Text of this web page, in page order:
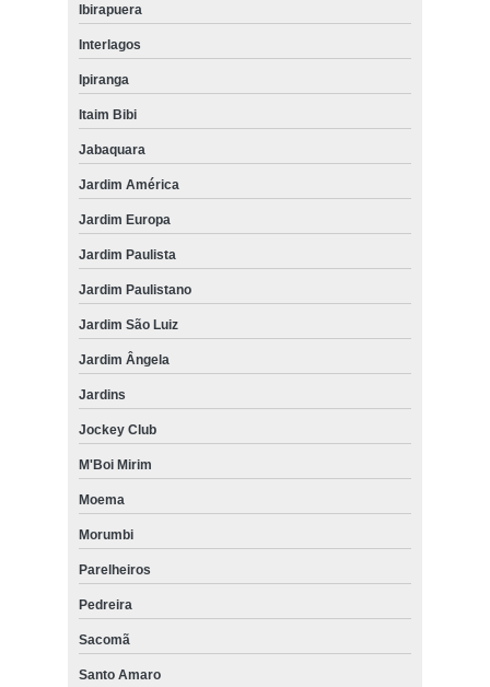
Ibirapuera
Interlagos
Ipiranga
Itaim Bibi
Jabaquara
Jardim América
Jardim Europa
Jardim Paulista
Jardim Paulistano
Jardim São Luiz
Jardim Ângela
Jardins
Jockey Club
M'Boi Mirim
Moema
Morumbi
Parelheiros
Pedreira
Sacomã
Santo Amaro